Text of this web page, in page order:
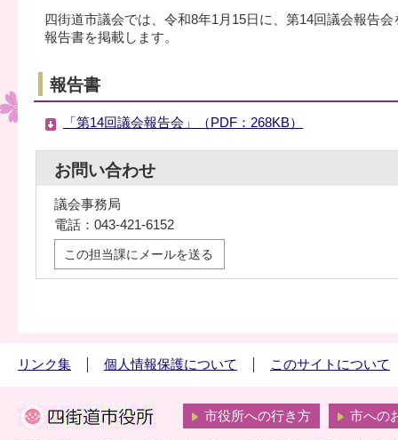
四街道市議会では、令和8年1月15日に、第14回議会報告
報告書を掲載します。
報告書
「第14回議会報告会」（PDF：268KB）
お問い合わせ
議会事務局
電話：043-421-6152
この担当課にメールを送る
リンク集 個人情報保護について このサイトについて
市役所への行き方 市への